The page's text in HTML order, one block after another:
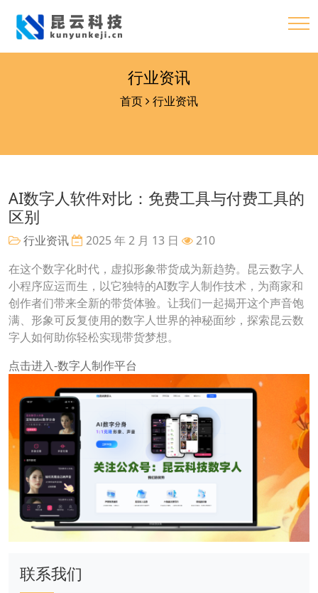
行业资讯
首页 行业资讯
AI数字人软件对比：免费工具与付费工具的
区别
行业资讯 2025 年 2 月 13 日
210
在这个数字化时代，虚拟形象带货成为新趋势。昆云数字人
小程序应运而生，以它独特的AI数字人制作技术，为商家和
创作者们带来全新的带货体验。让我们一起揭开这个声音饱
满、形象可反复使用的数字人世界的神秘面纱，探索昆云数
字人如何助你轻松实现带货梦想。
点击进入-数字人制作平台
联系我们